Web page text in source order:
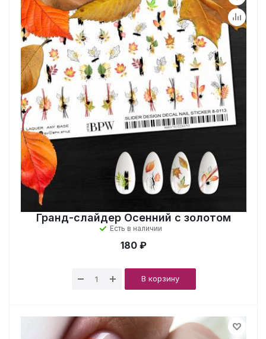
Гранд-слайдер Осенний с золотом
Есть в наличии
180 ₽
В корзину